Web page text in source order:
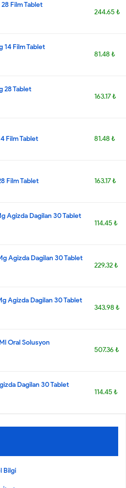
Film Tablet
244.65 ₺
14 Film Tablet
81.48 ₺
28 Tablet
163.17 ₺
Film Tablet 81.48 ₺
Film Tablet 163.17 ₺
Agizda Dagilan 30 Tablet
114.45 ₺
Agizda Dagilan 30 Tablet
229.32 ₺
Agizda Dagilan 30 Tablet
343.98 ₺
Oral Solusyon
507.36 ₺
Dagilan 30 Tablet
114.45 ₺
Bilgi